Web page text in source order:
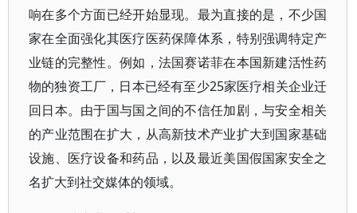
响在多个方面已经开始显现。最为直接的是，不少国
家在全面强化其医疗医药保障体系，特别强调特定产
业链的完整性。例如，法国赛诺菲在本国新建活性药
物的独资工厂，日本已经有至少25家医疗相关企业迁
回日本。由于国与国之间的不信任加剧，与安全相关
的产业范围在扩大，从高新技术产业扩大到国家基础
设施、医疗设备和药品，以及最近美国假国家安全之
名扩大到社交媒体的领域。